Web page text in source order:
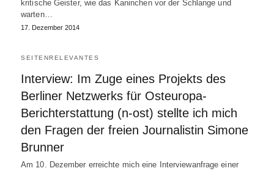
kritische Geister, wie das Kaninchen vor der Schlange und
warten…
17. Dezember 2014
SEITENRELEVANTES
Interview: Im Zuge eines Projekts des
Berliner Netzwerks für Osteuropa-
Berichterstattung (n-ost) stellte ich mich
den Fragen der freien Journalistin Simone
Brunner
Am 10. Dezember erreichte mich eine Interviewanfrage einer